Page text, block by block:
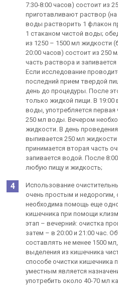
7:30-8:00 часов) состоит из
приготавливают раствор
воды растворить 1 флакон
1 стаканом чистой воды;
из 1250 – 1500 мл жидкости
20:00 часов) состоит из 250
часть раствора и
Если исследование
последний прием твердой
день до процедуры. После
только жидкой пищи. В 19:00
воды, употребляется первая
250 мл воды. Вечером
жидкости. В день
выпивается 250 мл жидкости
принимается вторая часть
запивается водой. После
любую пищу и жидкость;
Использование
очень простым и недорогим,
необходима помощь еще
кишечника при помощи
этап – вечерний: очистка
затем – в 20:00 и 21:00 час.
составлять не менее 1500
выделения из кишечника
способе очистки кишечника
уместным является
употребить около 40-70 мл